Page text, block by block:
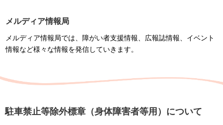
メルディア情報局
メルディア情報局では、障がい者支援情報、広報誌情報、イベント
情報など様々な情報を発信していきます。
駐車禁止等除外標章（身体障害者等用）について